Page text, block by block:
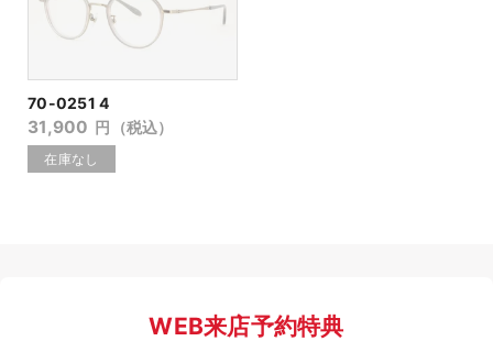
70-0251 4
31,900 円（税込）
WEB来店予約特典